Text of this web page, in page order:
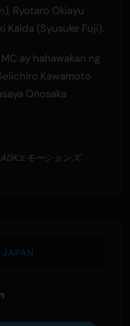
Ryotaro Okiayu
Kaida (Syusuke Fuji).
ay hahawakan ng
Kawamoto
Onosaka
エモーションズ